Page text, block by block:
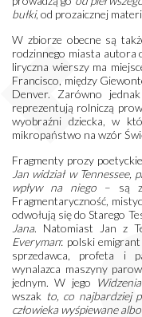
bułki, od prozaicznej
W zbiorze obecne są
rodzinnego miasta autora
liryczna wierszy ma
Francisco, między
Denver. Zarówno
reprezentują rolniczą
wyobraźni dziecka, w
mikropaństwo na wzór
Fragmenty prozy
Jan widział w
wpływ na niego – są
Fragmentaryczność,
odwołują się do Starego
Jana. Natomiast Jan z
Everyman: polski
sprzedawca, profeta i
wynalazca maszyny
jednym. W jego
wszak to, co najbardziej
człowieka wyśpiewane